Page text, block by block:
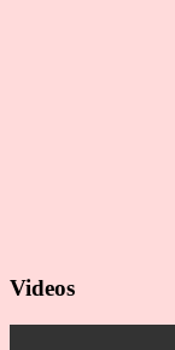
Videos